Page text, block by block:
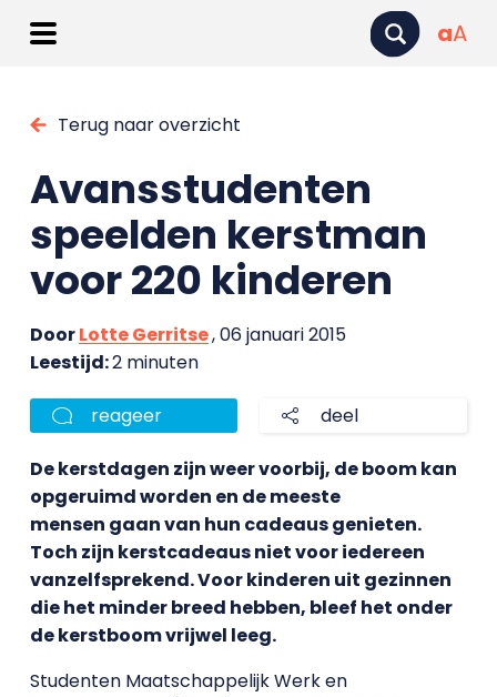
aA
Terug naar overzicht
Avansstudenten
speelden kerstman
voor 220 kinderen
DoorLotte Gerritse, 06 januari 2015
Leestijd:2 minuten
reageer deel
De kerstdagen zijn weer voorbij, de boom kan
opgeruimd worden en de meeste
mensen gaan van hun cadeaus genieten.
Toch zijn kerstcadeaus niet voor iedereen
vanzelfsprekend. Voor kinderen uit gezinnen
die het minder breed hebben, bleef het onder
de kerstboom vrijwel leeg.
Studenten Maatschappelijk Werk en